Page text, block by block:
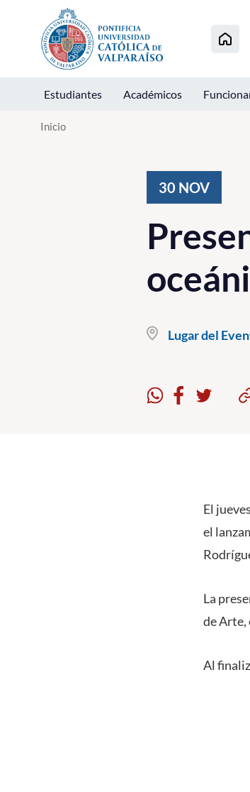
Click acá para ir directamente al contenido
Estudiantes Académicos
Inicio
30 NOV
Lugar del
El
el
La
de Arte,
Al